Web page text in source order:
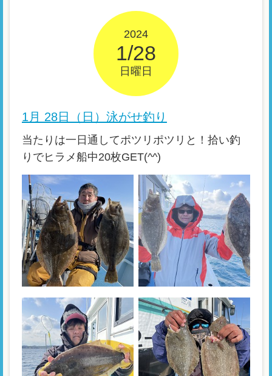
2024
1/28
日曜日
1月 28日（日）泳がせ釣り
当たりは一日通してポツリポツリと！拾い釣
りでヒラメ船中20枚GET(^^)